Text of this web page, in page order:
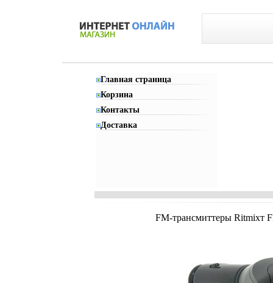
Главная страница
Корзина
Контакты
Доставка
FM-трансмиттеры Ritmixт